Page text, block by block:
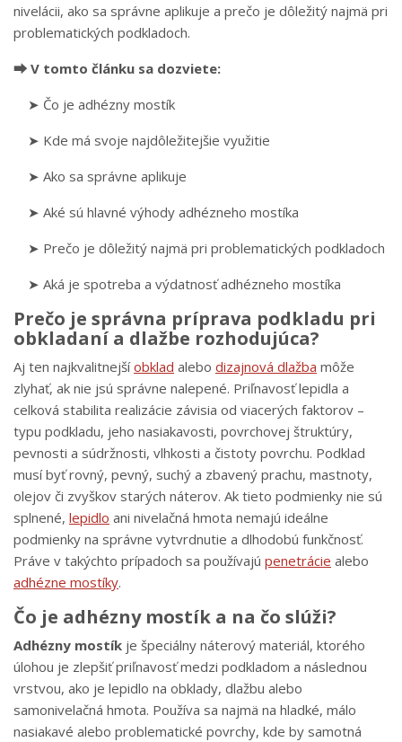
nivelácii, ako sa správne aplikuje a prečo je dôležitý najmä pri
problematických podkladoch.
⮕ V tomto článku sa dozviete:
➤ Čo je adhézny mostík
➤ Kde má svoje najdôležitejšie využitie
➤ Ako sa správne aplikuje
➤ Aké sú hlavné výhody adhézneho mostíka
➤ Prečo je dôležitý najmä pri problematických podkladoch
➤ Aká je spotreba a výdatnosť adhézneho mostíka
Prečo je správna príprava podkladu pri
obkladaní a dlažbe rozhodujúca?
Aj ten najkvalitnejšíobklad alebo dizajnová dlažba môže
zlyhať, ak nie jsú správne nalepené. Priľnavosť lepidla a
celková stabilita realizácie závisia od viacerých faktorov –
typu podkladu, jeho nasiakavosti, povrchovej štruktúry,
pevnosti a súdržnosti, vlhkosti a čistoty povrchu. Podklad
musí byť rovný, pevný, suchý a zbavený prachu, mastnoty,
olejov či zvyškov starých náterov. Ak tieto podmienky nie sú
splnené, lepidlo ani nivelačná hmota nemajú ideálne
podmienky na správne vytvrdnutie a dlhodobú funkčnosť.
Práve v takýchto prípadoch sa používajú penetrácie alebo
adhézne mostíky.
Čo je adhézny mostík a na čo slúži?
Adhézny mostík je špeciálny náterový materiál, ktorého
úlohou je zlepšiť priľnavosť medzi podkladom a následnou
vrstvou, ako je lepidlo na obklady, dlažbu alebo
samonivelačná hmota. Používa sa najmä na hladké, málo
nasiakavé alebo problematické povrchy, kde by samotná